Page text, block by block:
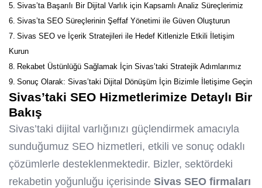
Sivas’ta Başarılı Bir Dijital Varlık için Kapsamlı Analiz Süreçlerimiz
Sivas’ta SEO Süreçlerinin Şeffaf Yönetimi ile Güven Oluşturun
Sivas SEO ve İçerik Stratejileri ile Hedef Kitlenizle Etkili İletişim
Kurun
Rekabet Üstünlüğü Sağlamak İçin Sivas’taki Stratejik Adımlarımız
Sonuç Olarak: Sivas’taki Dijital Dönüşüm İçin Bizimle İletişime Geçin
Sivas’taki SEO Hizmetlerimize Detaylı Bir
Bakış
Sivas’taki dijital varlığınızı güçlendirmek amacıyla
sunduğumuz SEO hizmetleri, etkili ve sonuç odaklı
çözümlerle desteklenmektedir. Bizler, sektördeki
rekabetin yoğunluğu içerisinde Sivas SEO firmaları